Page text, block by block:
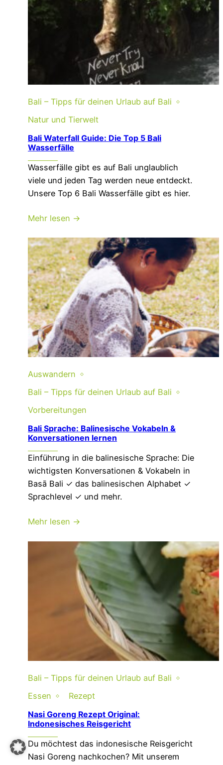
Bali – Tipps für deinen Urlaub auf Bali
Natur und Tierwelt
Bali Waterfall Guide: Die Top 5 Bali
Wasserfälle
Wasserfälle gibt es auf Bali unglaublich
viele und jeden Tag werden neue entdeckt.
Unsere Top 6 Bali Wasserfälle gibt es hier.
Mehr lesen →
Auswandern
Bali – Tipps für deinen Urlaub auf Bali
Vorbereitungen
Bali Sprache: Balinesische Vokabeln &
Konversationen lernen
Einführung in die balinesische Sprache: Die
wichtigsten Konversationen & Vokabeln in
Basā Bali ✓ das balinesischen Alphabet ✓
Sprachlevel ✓ und mehr.
Mehr lesen →
Bali – Tipps für deinen Urlaub auf Bali
Essen
Rezept
Nasi Goreng Rezept Original:
Indonesisches Reisgericht
Du möchtest das indonesische Reisgericht
Nasi Goreng nachkochen? Mit unserem